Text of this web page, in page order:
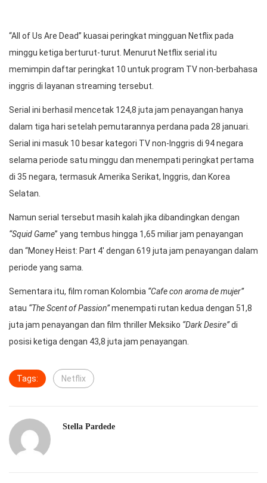
“All of Us Are Dead” kuasai peringkat mingguan Netflix pada
minggu ketiga berturut-turut. Menurut Netflix serial itu
memimpin daftar peringkat 10 untuk program TV non-berbahasa
inggris di layanan streaming tersebut.
Serial ini berhasil mencetak 124,8 juta jam penayangan hanya
dalam tiga hari setelah pemutarannya perdana pada 28 januari.
Serial ini masuk 10 besar kategori TV non-Inggris di 94 negara
selama periode satu minggu dan menempati peringkat pertama
di 35 negara, termasuk Amerika Serikat, Inggris, dan Korea
Selatan.
Namun serial tersebut masih kalah jika dibandingkan dengan
“Squid Game” yang tembus hingga 1,65 miliar jam penayangan
dan “Money Heist: Part 4′ dengan 619 juta jam penayangan dalam
periode yang sama.
Sementara itu, film roman Kolombia “Cafe con aroma de mujer”
atau “The Scent of Passion”menempati rutan kedua dengan 51,8
juta jam penayangan dan film thriller Meksiko “Dark Desire”di
posisi ketiga dengan 43,8 juta jam penayangan.
Tags: Netflix
Stella Pardede